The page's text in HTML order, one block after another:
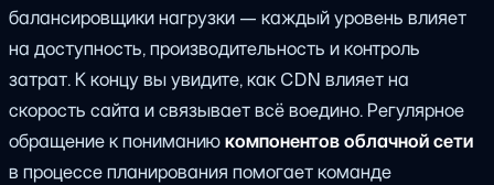
балансировщики нагрузки — каждый уровень влияет
на доступность, производительность и контроль
затрат. К концу вы увидите, как CDN влияет на
скорость сайта и связывает всё воедино. Регулярное
обращение к пониманиюкомпонентов облачной сети
в процессе планирования помогает команде